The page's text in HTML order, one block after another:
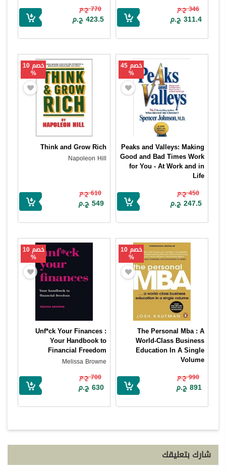
346 ج.م
311.4 ج.م
770 ج.م
423.5 ج.م
خصم 45
%
Peaks and Valleys: Making
Good and Bad Times Work
for You - At Work and in
Life
450 ج.م
247.5 ج.م
خصم 10
%
Think and Grow Rich
Napoleon Hill
610 ج.م
549 ج.م
خصم 10
%
The Personal Mba : A
World-Class Business
Education In A Single
Volume
990 ج.م
891 ج.م
خصم 10
%
Unf*ck Your Finances :
Your Handbook to
Financial Freedom
Melissa Browne
700 ج.م
630 ج.م
شارك بتعليقك